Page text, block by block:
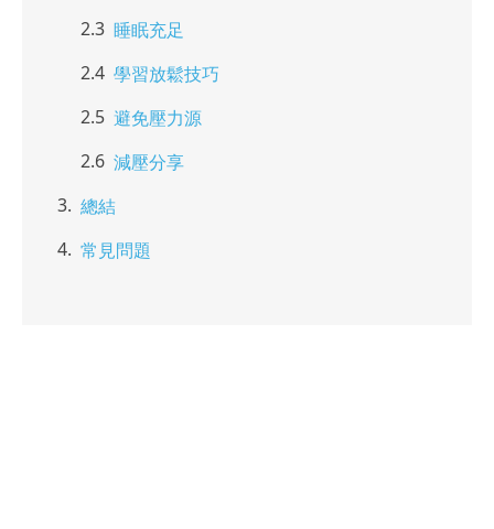
睡眠充足
學習放鬆技巧
避免壓力源
減壓分享
總結
常見問題